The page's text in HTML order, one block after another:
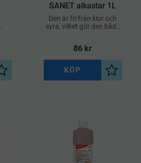
Lägg till i önskelista
SANET alkastar 1L
Den är fri från klor och
syra, vilket gör den både
personalen
86 kr
Lägg till
KÖP